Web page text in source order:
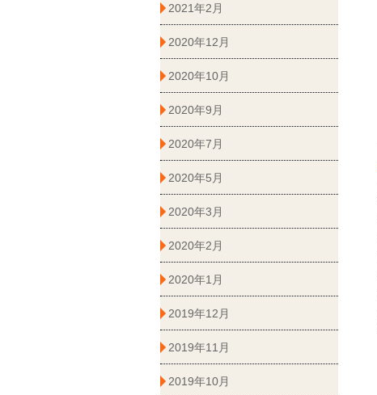
2021年2月
2020年12月
2020年10月
2020年9月
2020年7月
2020年5月
2020年3月
2020年2月
2020年1月
2019年12月
2019年11月
2019年10月